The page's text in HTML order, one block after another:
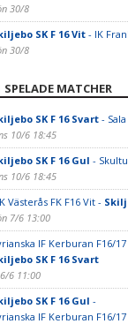
30/8
SK F 16 Vit- IK
30/8
SPELADE MATCHER
SK F 16 Svart- Sala
10/6 18:45
SK F 16 Gul -
10/6 18:45
Västerås FK F16 Vit -
7/6 13:00
IF Kerburan F16/17
SK F 16 Svart
6 11:00
SK F 16 Gul -
IF Kerburan F16/17